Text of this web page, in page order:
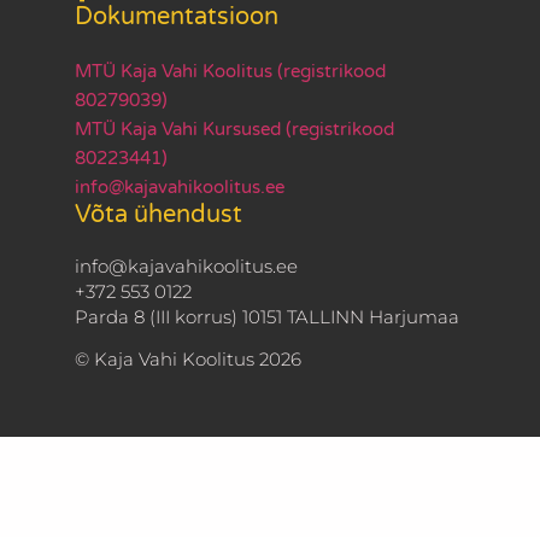
Dokumentatsioon
MTÜ Kaja Vahi Koolitus (registrikood
80279039)
MTÜ Kaja Vahi Kursused (registrikood
80223441)
info@kajavahikoolitus.ee
Võta ühendust
info@kajavahikoolitus.ee
+372 553 0122
Parda 8 (III korrus) 10151 TALLINN Harjumaa
© Kaja Vahi Koolitus 2026